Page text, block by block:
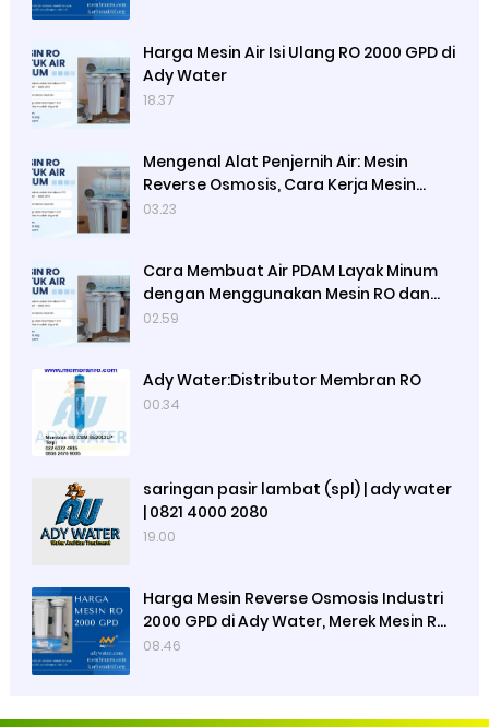
Harga Mesin Air Isi Ulang RO 2000 GPD di
Ady Water
18.37
Mengenal Alat Penjernih Air: Mesin
Reverse Osmosis, Cara Kerja Mesin
Reverse Osmosis dan Satuan
03.23
Cara Membuat Air PDAM Layak Minum
dengan Menggunakan Mesin RO dan
Lampu UV Sterilisasi Air, Cara Kerja
02.59
Ady Water:Distributor Membran RO
00.34
saringan pasir lambat (spl) | ady water
| 0821 4000 2080
19.00
Harga Mesin Reverse Osmosis Industri
2000 GPD di Ady Water, Merek Mesin RO
Luso, Ady Water Menjual Membran RO
08.46